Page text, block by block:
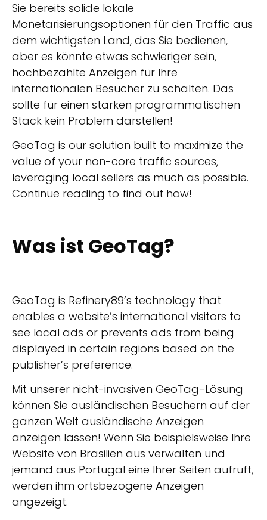
Sie bereits solide lokale
Monetarisierungsoptionen für den Traffic aus
dem wichtigsten Land, das Sie bedienen,
aber es könnte etwas schwieriger sein,
hochbezahlte Anzeigen für Ihre
internationalen Besucher zu schalten. Das
sollte für einen starken programmatischen
Stack kein Problem darstellen!
GeoTag is our solution built to maximize the
value of your non-core traffic sources,
leveraging local sellers as much as possible.
Continue reading to find out how!
Was ist GeoTag?
GeoTag is Refinery89’s technology that
enables a website’s international visitors to
see local ads or prevents ads from being
displayed in certain regions based on the
publisher’s preference.
Mit unserer nicht-invasiven GeoTag-Lösung
können Sie ausländischen Besuchern auf der
ganzen Welt ausländische Anzeigen
anzeigen lassen! Wenn Sie beispielsweise Ihre
Website von Brasilien aus verwalten und
jemand aus Portugal eine Ihrer Seiten aufruft,
werden ihm ortsbezogene Anzeigen
angezeigt.